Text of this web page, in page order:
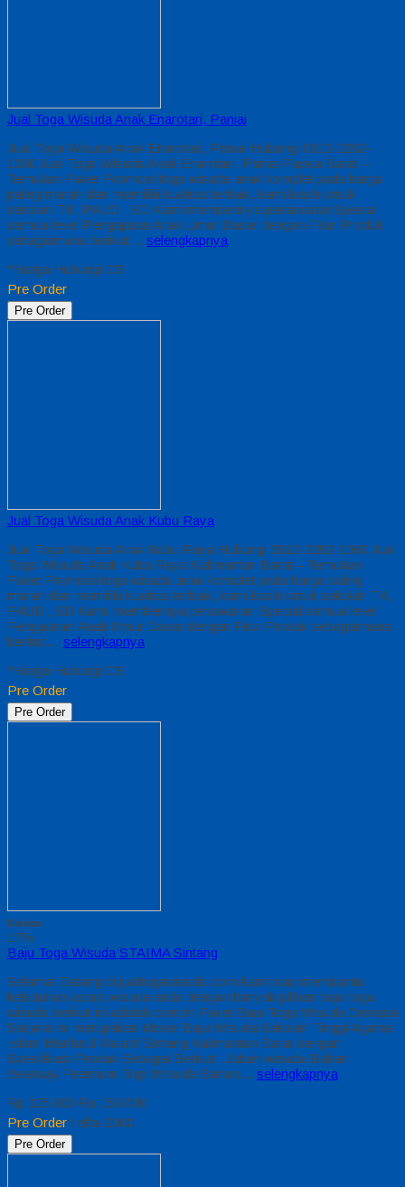
Jual Toga Wisuda Anak Enarotari, Paniai
Jual Toga Wisuda Anak Enarotari, Paniai Hubungi 0812-2282-
1060 Jual Toga Wisuda Anak Enarotari, Paniai Papua Barat –
Temukan Paket Promosi toga wisuda anak komplet pada harga
paling murah dan memiliki kualitas terbaik, kami kasih untuk
sekolah TK, PAUD , SD Kami memberinya penawaran Special
semua level Pengajaran Anak Umur Dasar dengan Fitur Produk
sebagaimana berikut… selengkapnya
*Harga Hubungi CS
Pre Order
Pre Order
Jual Toga Wisuda Anak Kubu Raya
Jual Toga Wisuda Anak Kubu Raya Hubungi 0812-2282-1060 Jual
Toga Wisuda Anak Kubu Raya Kalimantan Barat – Temukan
Paket Promosi toga wisuda anak komplet pada harga paling
murah dan memiliki kualitas terbaik, kami kasih untuk sekolah TK,
PAUD , SD Kami memberinya penawaran Special semua level
Pengajaran Anak Umur Dasar dengan Fitur Produk sebagaimana
berikut… selengkapnya
*Harga Hubungi CS
Pre Order
Pre Order
Diskon
17%
Baju Toga Wisuda STAIMA Sintang
Selamat Datang di jualtogawisuda.com kami siap membantu
kebutuhan acara wisuda anda dengan banyak pilihan baju toga
wisuda berikut ini adalah contoh Paket Baju Toga Wisuda Dewasa
Sarjana ini merupakan Model Baju Wisuda Sekolah Tinggi Agama
Islam Marifatul Ma’arif Sintang Kalimantan Barat dengan
Spesifikasi Produk Sebagai Berikut : Jubah wisuda Bahan
Bestway Premium Topi WIsuda Bahan… selengkapnya
Rp 125.000 Rp 150.000
Pre Order / elfa-2000
Pre Order